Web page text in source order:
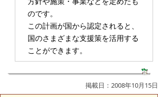
のです。
この計画が国から認定されると、
国のさまざまな支援策を活用する
ことができます。
掲載日：2008年10月15日